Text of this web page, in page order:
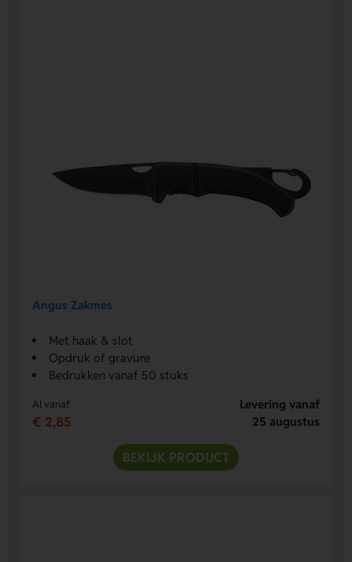
Angus Zakmes
Met haak & slot
Opdruk of gravure
Bedrukken vanaf 50 stuks
Al vanaf
€ 2,85
Levering vanaf
25 augustus
BEKIJK PRODUCT